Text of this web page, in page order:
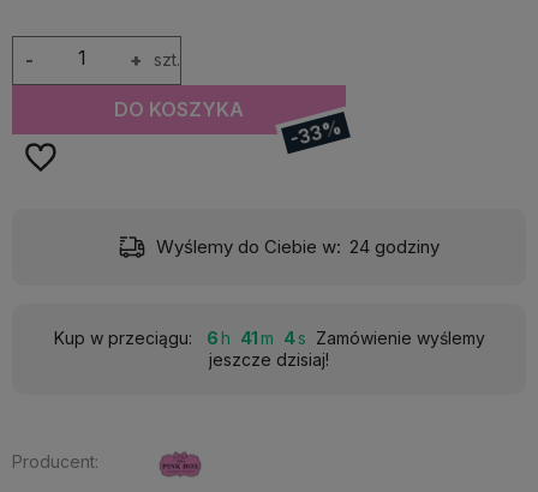
+
- szt.
DO KOSZYKA
-33%
Wyślemy do Ciebie w: 24 godziny
Kup w przeciągu: 6 41 3
Zamówienie wyślemy
jeszcze dzisiaj!
Producent: